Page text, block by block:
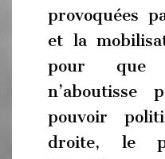
provoquées
et la
pour que
pouvoir
droite, le